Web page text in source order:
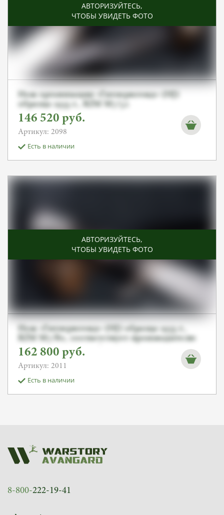
АВТОРИЗУЙТЕСЬ,
ЧТОБЫ УВИДЕТЬ ФОТО
Нож организации «Гитлерюгенд» (HJ)
образца 1933 г., RZM M7/52
146 520 руб.
Артикул: 2098
Есть в наличии
АВТОРИЗУЙТЕСЬ,
ЧТОБЫ УВИДЕТЬ ФОТО
Нож «Гитлерюгенд» (HJ) образца 1933 г.,
RZM M7/80, соответствует производителю
Spitzer C. Gustav, Solingen, 1941 год
162 800 руб.
Артикул: 2011
Есть в наличии
8-800-222-19-41